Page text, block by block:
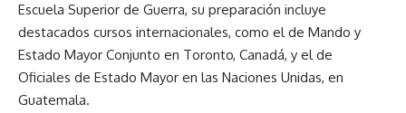
Escuela Superior de Guerra, su preparación incluye
destacados cursos internacionales, como el de Mando y
Estado Mayor Conjunto en Toronto, Canadá, y el de
Oficiales de Estado Mayor en las Naciones Unidas, en
Guatemala.